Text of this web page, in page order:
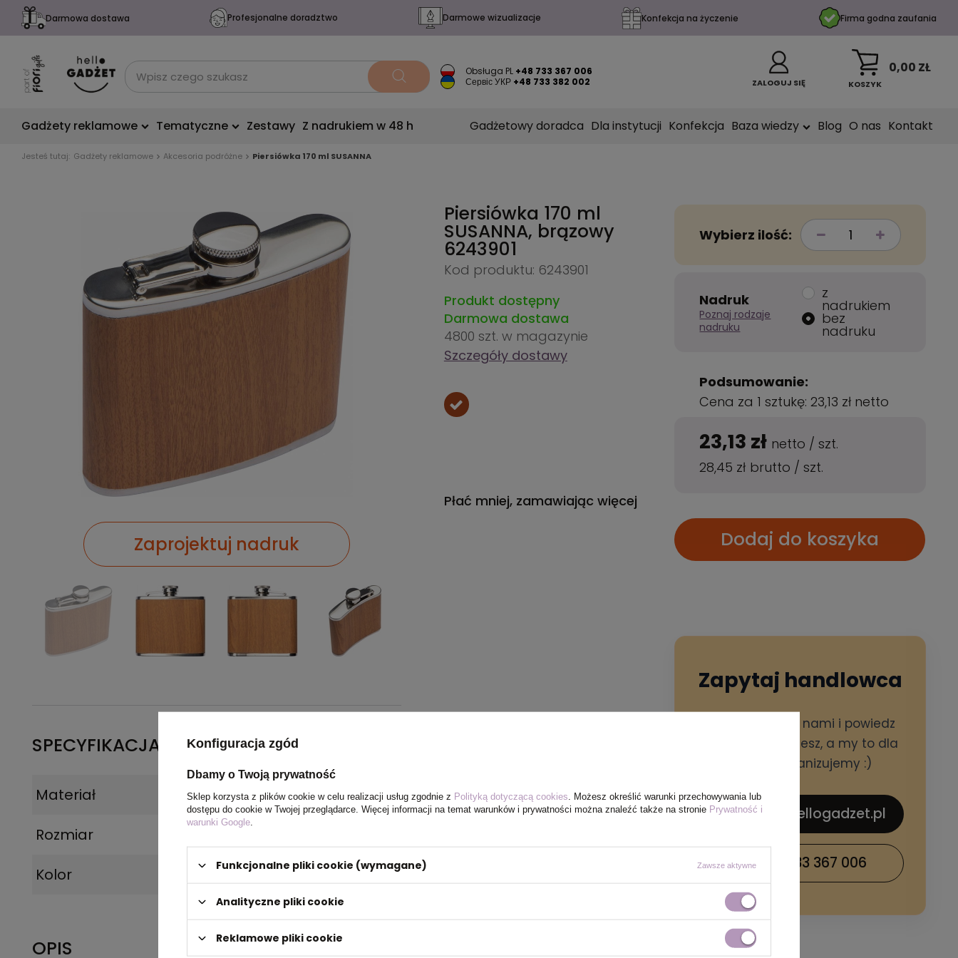
Darmowa dostawa Profesjonalne doradztwo Darmowe wizualizacje Konfekcja na życzenie Firma godna zaufania
Obsługa PL +48 733 367 006
Сервіс УКР +48 733 382 002 ZALOGUJ SIĘ KOSZYK
0,00 ZŁ
Gadżety reklamowe Tematyczne Zestawy Z nadrukiem w 48 h Gadżetowy doradca Dla instytucji Konfekcja Baza wiedzy Blog O nas Kontakt
Jesteś tutaj: Gadżety reklamowe Akcesoria podróżne Piersiówka 170 ml SUSANNA
Zaprojektuj nadruk
SPECYFIKACJA PRODUKTU
Materiał
Stal nierdzewna
Rozmiar
Kolor
brązowy
OPIS
Piersiówka 170 ml
SUSANNA, brązowy
6243901
Kod produktu: 6243901
Produkt dostępny
Darmowa dostawa
4800 szt. w magazynie
Szczegóły dostawy
Płać mniej, zamawiając więcej
Wybierz ilość:
Nadruk
Poznaj rodzaje
nadruku
z
nadrukiem
bez
nadruku
Podsumowanie:
Cena za 1 sztukę:23,13 zł netto
23,13 zł netto /szt.
28,45 zł brutto /szt.
Dodaj do koszyka
Zapytaj handlowca
Skontaktuj się z nami i powiedz
czego potrzebujesz, a my to dla
Ciebie zorganizujemy :)
sklep@hellogadzet.pl
+48 733 367 006
Konfiguracja zgód
Dbamy o Twoją prywatność
Sklep korzysta z plików cookie w celu realizacji usług zgodnie z Polityką dotyczącą cookies . Możesz określić warunki przechowywania lub
dostępu do cookie w Twojej przeglądarce. Więcej informacji na temat warunków i prywatności można znaleźć także na stronie Prywatność i
warunki Google
Funkcjonalne pliki cookie (wymagane) Zawsze aktywne
Analityczne pliki cookie
Reklamowe pliki cookie